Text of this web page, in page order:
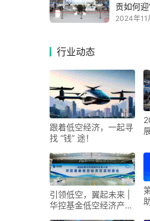
贡如何迎
2024年11
行业动态
跟着低空经济，一起寻
找 “钱” 途！
引领低空，翼起未来 |
华控基金低空经济产业